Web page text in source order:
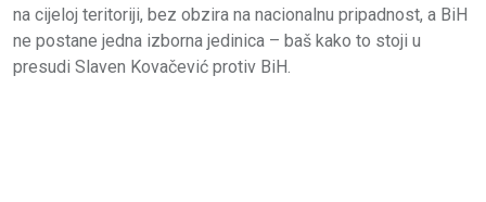
na cijeloj teritoriji, bez obzira na nacionalnu pripadnost, a BiH
ne postane jedna izborna jedinica – baš kako to stoji u
presudi Slaven Kovačević protiv BiH.